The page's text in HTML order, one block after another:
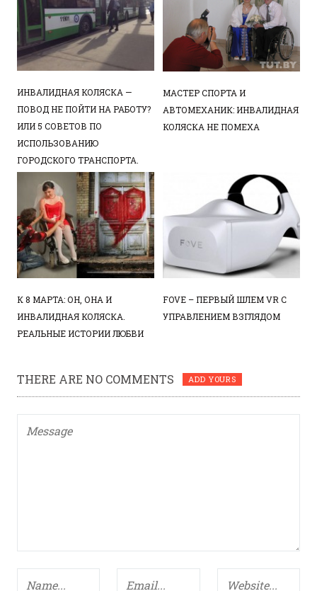
ИНВАЛИДНАЯ КОЛЯСКА —
ПОВОД НЕ ПОЙТИ НА РАБОТУ?
ИЛИ 5 СОВЕТОВ ПО
ИСПОЛЬЗОВАНИЮ
ГОРОДСКОГО ТРАНСПОРТА.
МАСТЕР СПОРТА И
АВТОМЕХАНИК: ИНВАЛИДНАЯ
КОЛЯСКА НЕ ПОМЕХА
К 8 МАРТА: ОН, ОНА И
ИНВАЛИДНАЯ КОЛЯСКА.
РЕАЛЬНЫЕ ИСТОРИИ ЛЮБВИ
FOVE – ПЕРВЫЙ ШЛЕМ VR С
УПРАВЛЕНИЕМ ВЗГЛЯДОМ
THERE ARE NO COMMENTS ADD YOURS